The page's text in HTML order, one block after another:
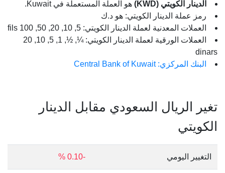
الدينار الكويتي (KWD)
هو العملة المستعملة في Kuwait.
رمز عملة الدينار الكويتي: هو د.ك
العملات المعدنية لعملة الدينار الكويتي: 5, 10, 20, 50, 100 fils
العملات الورقية لعملة الدينار الكويتي: ¼, ½, 1, 5, 10, 20
dinars
البنك المركزي: Central Bank of Kuwait
تغير الريال السعودي مقابل الدينار
الكويتي
التغيير اليومي -0.10 %